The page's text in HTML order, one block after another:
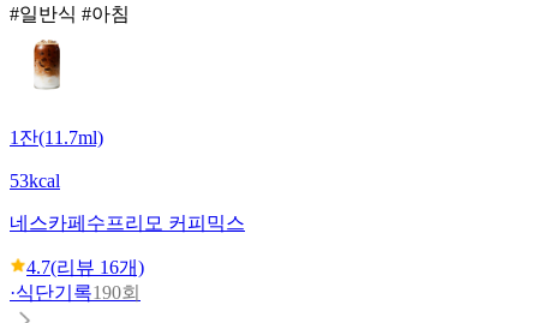
#일반식 #아침
1잔(11.7ml)
53kcal
네스카페 수프리모 커피믹스
4.7(리뷰 16개)
·식단기록190회